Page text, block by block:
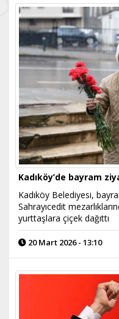
Kadıköy’de bayram
Kadıköy Belediyesi,
Sahrayıcedit
yurttaşlara çiçek dağıttı
20 Mart 2026 - 13:10